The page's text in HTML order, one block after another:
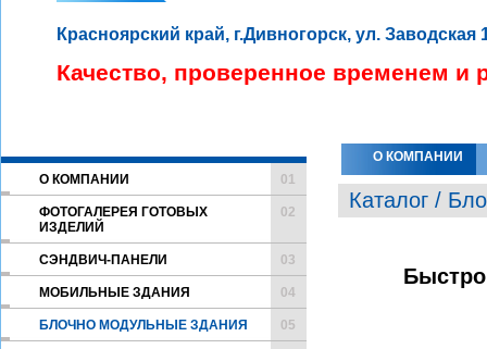
Красноярский край, г.Дивногорск, ул. Заводская
Качество, проверенное временем и
О КОМПАНИИ
Каталог /
01
О КОМПАНИИ
02
ФОТОГАЛЕРЕЯ ГОТОВЫХ
ИЗДЕЛИЙ
03
CЭНДВИЧ-ПАНЕЛИ
04
МОБИЛЬНЫЕ ЗДАНИЯ
05
БЛОЧНО МОДУЛЬНЫЕ ЗДАНИЯ